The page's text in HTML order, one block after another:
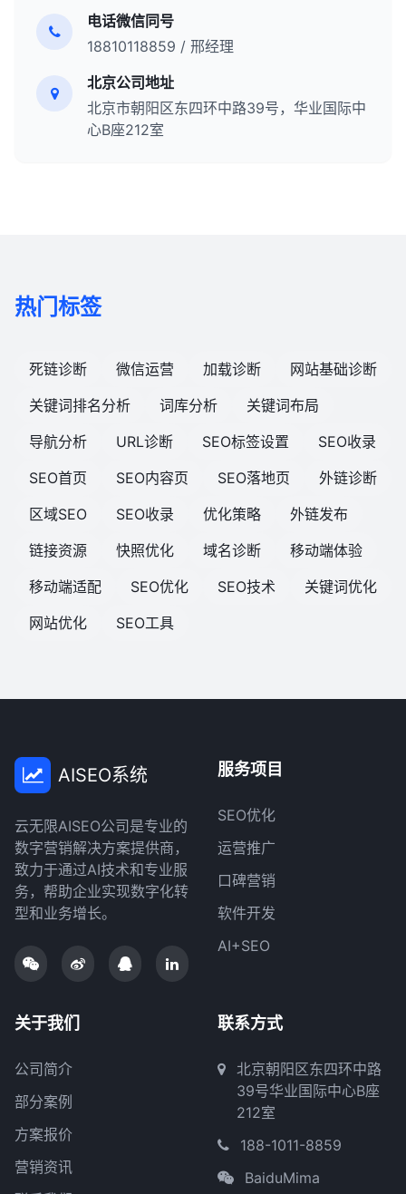
电话微信同号
18810118859 / 邢经理
北京公司地址
北京市朝阳区东四环中路39号，华业国际中
心B座212室
热门标签
死链诊断 微信运营 加载诊断
网站基础诊断
关键词排名分析
词库分析
关键词布局
导航分析
URL诊断 SEO标签设置
SEO收录
SEO首页
SEO内容页 SEO落地页
外链诊断
区域SEO
SEO收录 优化策略
外链发布
链接资源
快照优化 域名诊断
移动端体验
移动端适配
SEO优化 SEO技术
关键词优化
网站优化
SEO工具
AISEO系统
云无限AISEO公司是专业的
数字营销解决方案提供商，
致力于通过AI技术和专业服
务，帮助企业实现数字化转
型和业务增长。
服务项目
SEO优化
运营推广
口碑营销
软件开发
AI+SEO
关于我们
公司简介
部分案例
方案报价
营销资讯
联系方式
北京朝阳区东四环中路
39号华业国际中心B座
212室
188-1011-8859
BaiduMima